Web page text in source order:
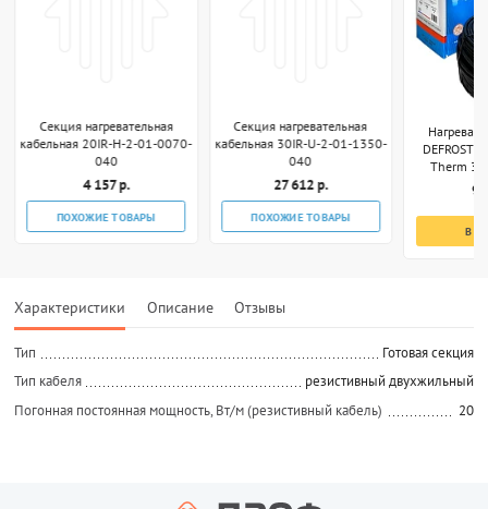
Секция нагревательная
кабельная 20IR-H-2-01-0070-
040
4 157 р.
ПОХОЖИЕ ТОВАРЫ
Секция нагревательная
кабельная 30IR-U-2-01-1350-
040
27 612 р.
ПОХОЖИЕ ТОВАРЫ
DEFROST
Therm
9
В
Характеристики Описание Отзывы
Тип
Готовая секция
Тип кабеля
резистивный двухжильный
Погонная постоянная мощность, Вт/м (резистивный кабель)
20